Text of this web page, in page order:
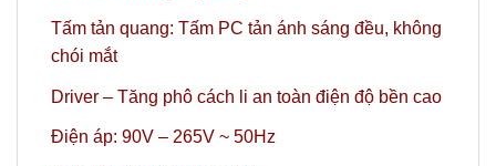
Tấm tản quang: Tấm PC tản ánh sáng đều, không
chói mắt
Driver – Tăng phô cách li an toàn điện độ bền cao
Điện áp: 90V – 265V ~ 50Hz